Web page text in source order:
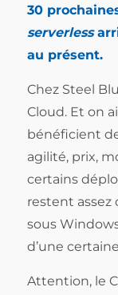
30
serverless
au présent.
Chez Steel
Cloud. Et on
bénéficient
agilité, prix,
certains
restent assez
sous
d’une
Attention, le